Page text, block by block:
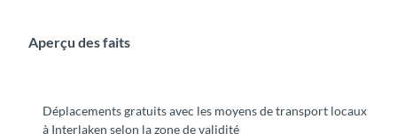
Aperçu des faits
Déplacements gratuits avec les moyens de transport locaux
à Interlaken selon la zone de validité